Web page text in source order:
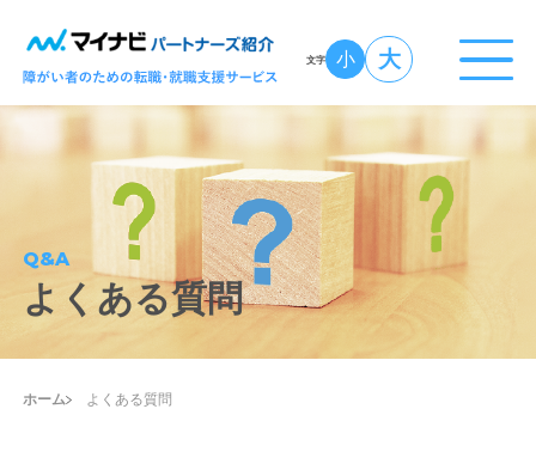
文字 小 大
Q&A
よくある質問
ホーム よくある質問